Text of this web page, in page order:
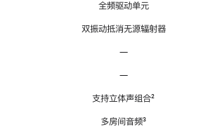
全频驱动单元
双振动抵消无源辐射器
—
—
支持立体声组合脚
²
多房间音频脚
³